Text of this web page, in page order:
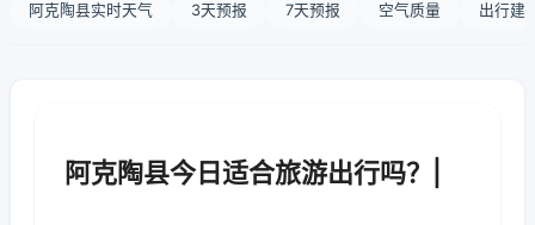
阿克陶县实时天气 3天预报 7天预报 空气质量 出行建
阿克陶县今日适合旅游出行吗？|